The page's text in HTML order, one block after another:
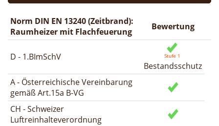
Norm DIN EN 13240 (Zeitbrand):
Raumheizer mit Flachfeuerung
Bewertung
D - 1.BImSchV
Bestandsschutz
A - Österreichische Vereinbarung
gemäß Art.15a B-VG
CH - Schweizer
Luftreinhalteverordnung